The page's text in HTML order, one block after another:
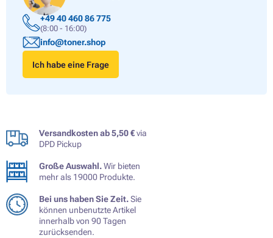
+49 40 460 86 775
(8:00 - 16:00)
info@toner.shop
Ich habe eine Frage
Versandkosten ab 5,50 €via
DPD Pickup
Große Auswahl.Wir bieten
mehr als 19000 Produkte.
Bei uns haben Sie Zeit.Sie
können unbenutzte Artikel
innerhalb von 90 Tagen
zurücksenden.